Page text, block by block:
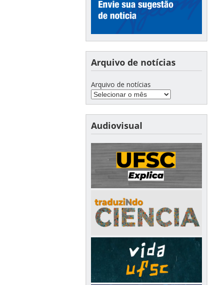
Arquivo de notícias
Arquivo de notícias
Audiovisual